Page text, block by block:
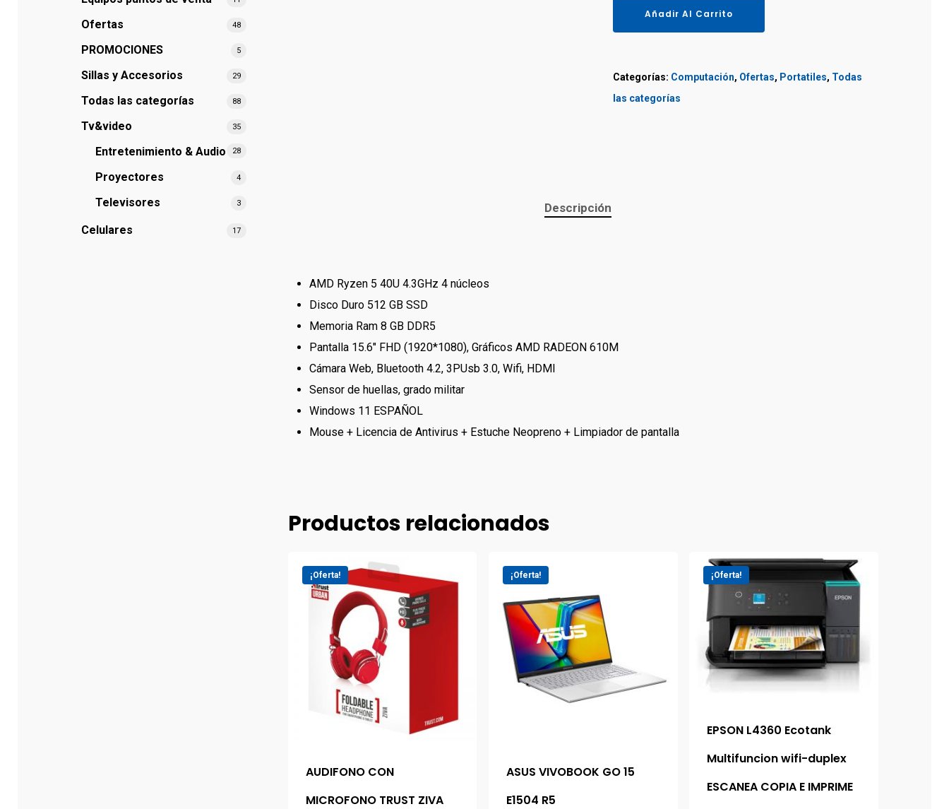
Ofertas 48
PROMOCIONES 5
Sillas y Accesorios 29
Todas las categorías 88
Tv&video 35
Entretenimiento & Audio 28
Proyectores 4
Televisores 3
Сelulares 17
Añadir Al Carrito
Categorías: Computación, Ofertas, Portatiles, Todas
las categorías
Descripción
AMD Ryzen 5 40U 4.3GHz 4 núcleos
Disco Duro 512 GB SSD
Memoria Ram 8 GB DDR5
Pantalla 15.6″ FHD (1920*1080), Gráficos AMD RADEON 610M
Cámara Web, Bluetooth 4.2, 3PUsb 3.0, Wifi, HDMI
Sensor de huellas, grado militar
Windows 11 ESPAÑOL
Mouse + Licencia de Antivirus + Estuche Neopreno + Limpiador de pantalla
Productos relacionados
¡Oferta!
AUDIFONO CON
MICROFONO TRUST ZIVA
¡Oferta!
ASUS VIVOBOOK GO 15
E1504 R5
¡Oferta!
EPSON L4360 Ecotank
Multifuncion wifi-duplex
ESCANEA COPIA E IMPRIME